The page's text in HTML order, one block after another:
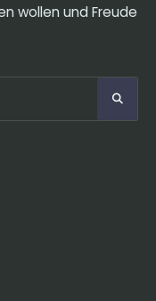
wollen und Freude